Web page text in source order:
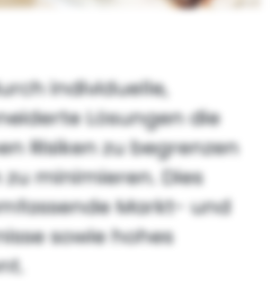
individuelle,
Lösungen die
Risiken zu begrenzen
minimieren. Dies
Markt- und
sowie hohes